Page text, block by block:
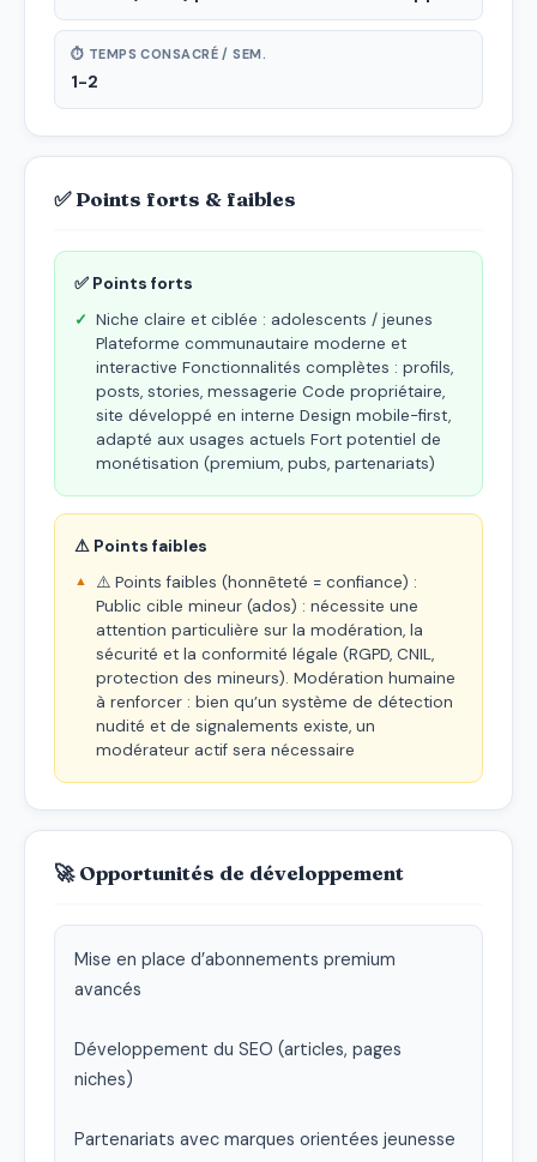
⏱ TEMPS CONSACRÉ / SEM.
1-2
✅ Points forts & faibles
✅ Points forts
Niche claire et ciblée : adolescents / jeunes
Plateforme communautaire moderne et
interactive Fonctionnalités complètes : profils,
posts, stories, messagerie Code propriétaire,
site développé en interne Design mobile-first,
adapté aux usages actuels Fort potentiel de
monétisation (premium, pubs, partenariats)
⚠ Points faibles
⚠️ Points faibles (honnêteté = confiance) :
Public cible mineur (ados) : nécessite une
attention particulière sur la modération, la
sécurité et la conformité légale (RGPD, CNIL,
protection des mineurs). Modération humaine
à renforcer : bien qu’un système de détection
nudité et de signalements existe, un
modérateur actif sera nécessaire
🚀 Opportunités de développement
Mise en place d’abonnements premium
avancés
Développement du SEO (articles, pages
niches)
Partenariats avec marques orientées jeunesse